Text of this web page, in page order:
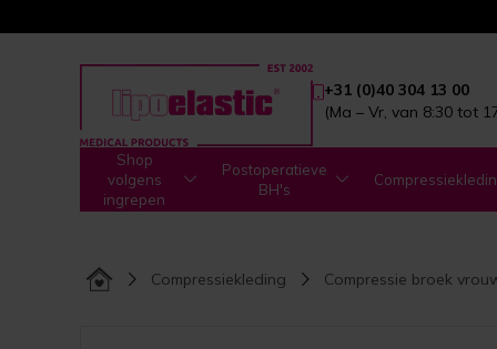
+31 (0)40 304 13 00
(Ma – Vr, van 8:30 tot
Shop
volgens
ingrepen
Postoperatieve
BH's
Compressiekleding Compressie broek